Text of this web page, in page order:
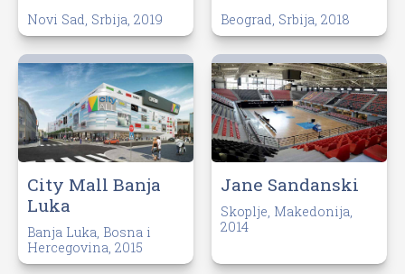
Novi Sad, Srbija, 2019 Beograd, Srbija, 2018
City Mall Banja
Luka
Banja Luka, Bosna i
Hercegovina, 2015
Jane Sandanski
Skoplje, Makedonija,
2014